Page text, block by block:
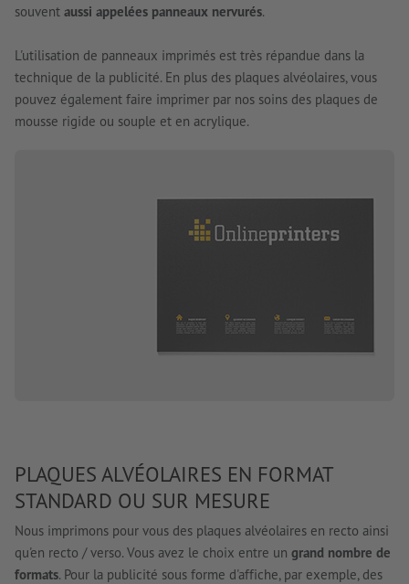
souvent aussi appelées panneaux nervurés.
L'utilisation de panneaux imprimés est très répandue dans la
technique de la publicité. En plus des plaques alvéolaires, vous
pouvez également faire imprimer par nos soins des plaques de
mousse rigide ou souple et en acrylique.
PLAQUES ALVÉOLAIRES EN FORMAT
STANDARD OU SUR MESURE
Nous imprimons pour vous des plaques alvéolaires en recto ainsi
qu'en recto / verso. Vous avez le choix entre un grand nombre de
formats. Pour la publicité sous forme d'affiche, par exemple, des